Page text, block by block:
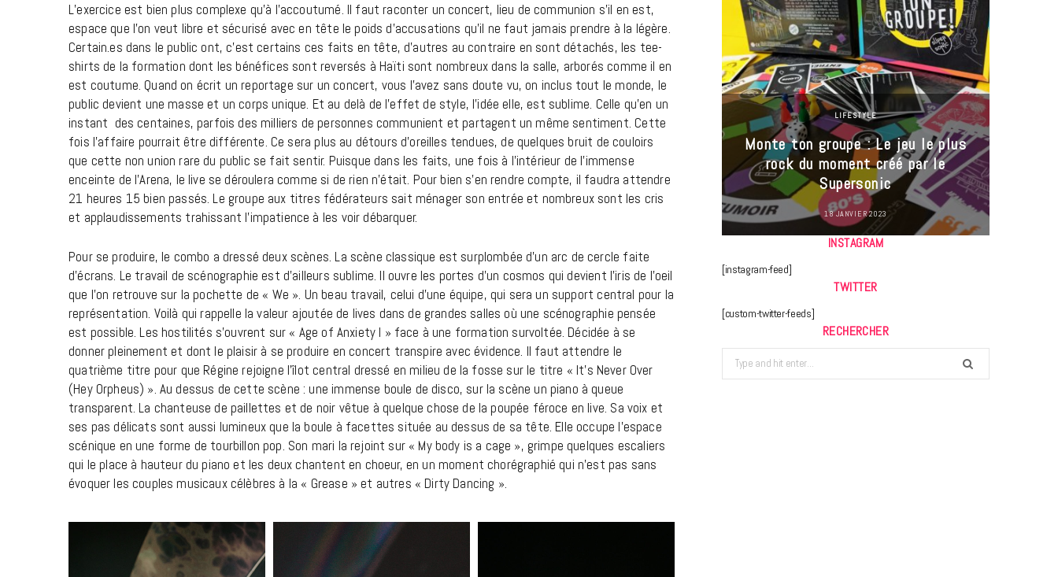
L’exercice est bien plus complexe qu’à l’accoutumé. Il faut raconter un concert, lieu de communion s’il en est,
espace que l’on veut libre et sécurisé avec en tête le poids d’accusations qu’il ne faut jamais prendre à la légère.
Certain.es dans le public ont, c’est certains ces faits en tête, d’autres au contraire en sont détachés, les tee-
shirts de la formation dont les bénéfices sont reversés à Haïti sont nombreux dans la salle, arborés comme il en
est coutume. Quand on écrit un reportage sur un concert, vous l’avez sans doute vu, on inclus tout le monde, le
public devient une masse et un corps unique. Et au delà de l’effet de style, l’idée elle, est sublime. Celle qu’en un
instant des centaines, parfois des milliers de personnes communient et partagent un même sentiment. Cette
fois l’affaire pourrait être différente. Ce sera plus au détours d’oreilles tendues, de quelques bruit de couloirs
que cette non union rare du public se fait sentir. Puisque dans les faits, une fois à l’intérieur de l’immense
enceinte de l’Arena, le live se déroulera comme si de rien n’était. Pour bien s’en rendre compte, il faudra attendre
21 heures 15 bien passés. Le groupe aux titres fédérateurs sait ménager son entrée et nombreux sont les cris
et applaudissements trahissant l’impatience à les voir débarquer.
Pour se produire, le combo a dressé deux scènes. La scène classique est surplombée d’un arc de cercle faite
d’écrans. Le travail de scénographie est d’ailleurs sublime. Il ouvre les portes d’un cosmos qui devient l’iris de l’oeil
que l’on retrouve sur la pochette de « We ». Un beau travail, celui d’une équipe, qui sera un support central pour la
représentation. Voilà qui rappelle la valeur ajoutée de lives dans de grandes salles où une scénographie pensée
est possible. Les hostilités s’ouvrent sur « Age of Anxiety I » face à une formation survoltée. Décidée à se
donner pleinement et dont le plaisir à se produire en concert transpire avec évidence. Il faut attendre le
quatrième titre pour que Régine rejoigne l’îlot central dressé en milieu de la fosse sur le titre « It’s Never Over
(Hey Orpheus) ». Au dessus de cette scène : une immense boule de disco, sur la scène un piano à queue
transparent. La chanteuse de paillettes et de noir vêtue à quelque chose de la poupée féroce en live. Sa voix et
ses pas délicats sont aussi lumineux que la boule à facettes située au dessus de sa tête. Elle occupe l’espace
scénique en une forme de tourbillon pop. Son mari la rejoint sur « My body is a cage », grimpe quelques escaliers
qui le place à hauteur du piano et les deux chantent en choeur, en un moment chorégraphié qui n’est pas sans
évoquer les couples musicaux célèbres à la « Grease » et autres « Dirty Dancing ».
Gainsbourg, toute une vie :
documentaire plus Ginsburg que
Gainsbarre à ne pas manquer sur
France 3
LIFESTYLE
Monte ton groupe : Le jeu le plus
rock du moment créé par le
Supersonic
18 JANVIER 2023
INSTAGRAM
[instagram-feed]
TWITTER
[custom-twitter-feeds]
RECHERCHER
Search
for: